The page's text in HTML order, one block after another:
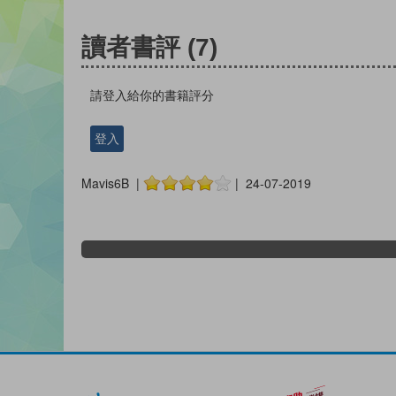
讀者書評 (7)
請登入給你的書籍評分
登入
Mavis6B | | 24-07-2019